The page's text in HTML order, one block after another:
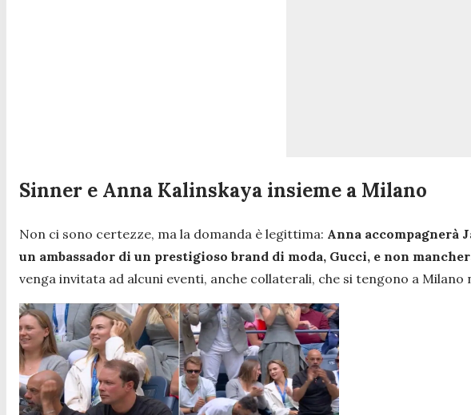
Sinner e Anna Kalinskaya insieme a Milano
Non ci sono certezze, ma la domanda è legittima: Anna accompagnerà
un ambassador di un prestigioso brand di moda, Gucci, e non
venga invitata ad alcuni eventi, anche collaterali, che si tengono a Milano